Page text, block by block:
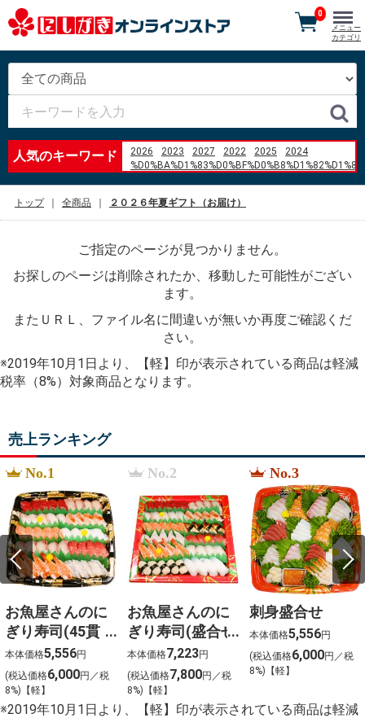
人気のキーワード 2026 2023 2027 2022 2025
2024
%D0%BA%D1%83%D0%BF%D0%B8%D1%82%D1%8C
%D1%84%D0%BE%D1%80%D0%B4
%D1%84%D1%8C%D1%8E%D0%B6%D0%BD 1.6
%E4%B8%89%E6%9C%AC%E7%8F%88%E7%90%B2
%E7%BE%BD%E7%94%B0%E7%A9%BA%E6%B8%AF
%EB%A7%A4%EC%9A%B4
%EC%86%8C%EA%B3%A0%EA%B8%B0
site%3Aokayama-kakejiku.jp
%E7%95%B0%E6%80%A7
%E5%87%A7%E6%8F%9A%E3%81%92
%E4%BD%9C%E3%82%8A%E6%96%B9
aluminum angle 5%2F8 x 3%2F8 aluminum angle
%E9%AB%98%E6%A9%8B%E7%9C%9F%E9%BA%BB
0
メニュー
カテゴリ
トップ 全商品 ２０２６年夏ギフト（お届け）
ご指定のページが見つかりません。
お探しのページは削除されたか、移動した可能性がござい
ます。
またＵＲＬ、ファイル名に間違いが無いか再度ご確認くだ
さい。
※2019年10月1日より、【軽】印が表示されている商品は軽減
税率（8%）対象商品となります。
売上ランキング
No.1
お魚屋さんのに
ぎり寿司(45貫
入)
本体価格5,556円
(税込価格6,000円／税
8%)【軽】
No.2
お魚屋さんのに
ぎり寿司(盛合せ
(54貫入)
本体価格7,223円
(税込価格7,800円／税
8%)【軽】
No.3
刺身盛合せ
本体価格5,556円
(税込価格6,000円／税
8%)【軽】
※2019年10月1日より、【軽】印が表示されている商品は軽減